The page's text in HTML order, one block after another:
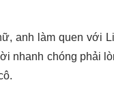
anh làm quen với
nhanh chóng phải